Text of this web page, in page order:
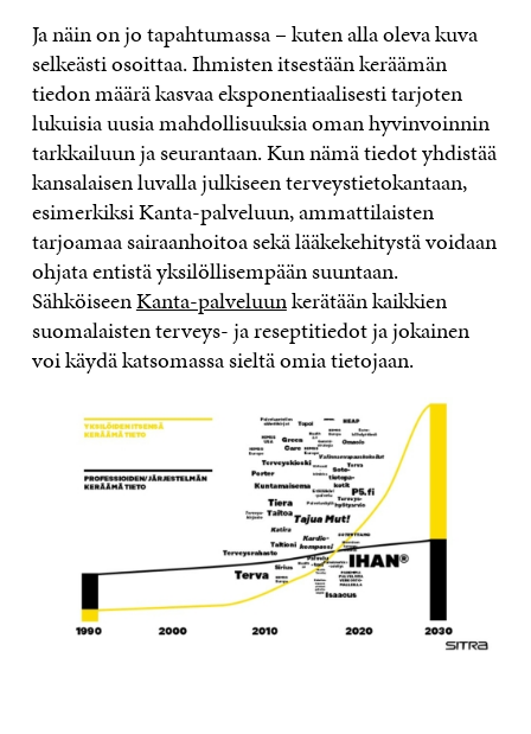
Ja näin on jo tapahtumassa – kuten alla oleva kuva
selkeästi osoittaa. Ihmisten itsestään keräämän
tiedon määrä kasvaa eksponentiaalisesti tarjoten
lukuisia uusia mahdollisuuksia oman hyvinvoinnin
tarkkailuun ja seurantaan. Kun nämä tiedot yhdistää
kansalaisen luvalla julkiseen terveystietokantaan,
esimerkiksi Kanta-palveluun, ammattilaisten
tarjoamaa sairaanhoitoa sekä lääkekehitystä voidaan
ohjata entistä yksilöllisempään suuntaan.
SähköiseenKanta-palveluunkerätään kaikkien
suomalaisten terveys- ja reseptitiedot ja jokainen
voi käydä katsomassa sieltä omia tietojaan.